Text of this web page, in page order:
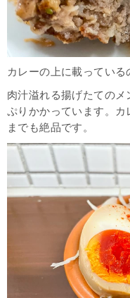
カレーの上に載っている
肉汁溢れる揚げたての
ぷりかかっています。カ
までも絶品です。